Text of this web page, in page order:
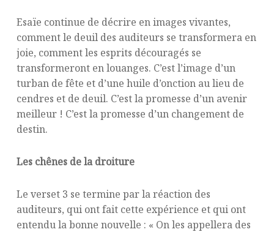
Esaïe continue de décrire en images vivantes,
comment le deuil des auditeurs se transformera en
joie, comment les esprits découragés se
transformeront en louanges. C’est l’image d’un
turban de fête et d’une huile d’onction au lieu de
cendres et de deuil. C’est la promesse d’un avenir
meilleur ! C’est la promesse d’un changement de
destin.
Les chênes de la droiture
Le verset 3 se termine par la réaction des
auditeurs, qui ont fait cette expérience et qui ont
entendu la bonne nouvelle : « On les appellera des